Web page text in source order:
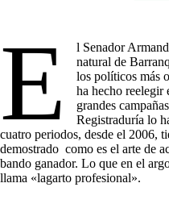
E
l Senador
natural de
los políticos más
ha hecho reelegir
grandes
Registraduría lo
cuatro periodos, desde el 2006,
demostrado como es el arte de
bando ganador. Lo que en el
llama «lagarto profesional».